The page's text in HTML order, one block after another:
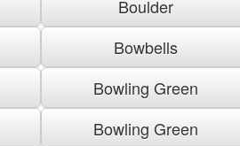
Boulder
Bowbells
Bowling Green
Bowling Green